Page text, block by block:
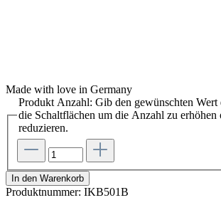
Made with love in Germany
Produkt Anzahl: Gib den gewünschten Wert
die Schaltflächen um die Anzahl zu erhöhen
reduzieren.
In den Warenkorb
Produktnummer: IKB501B